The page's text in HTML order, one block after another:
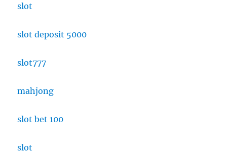
slot
slot deposit 5000
slot777
mahjong
slot bet 100
slot